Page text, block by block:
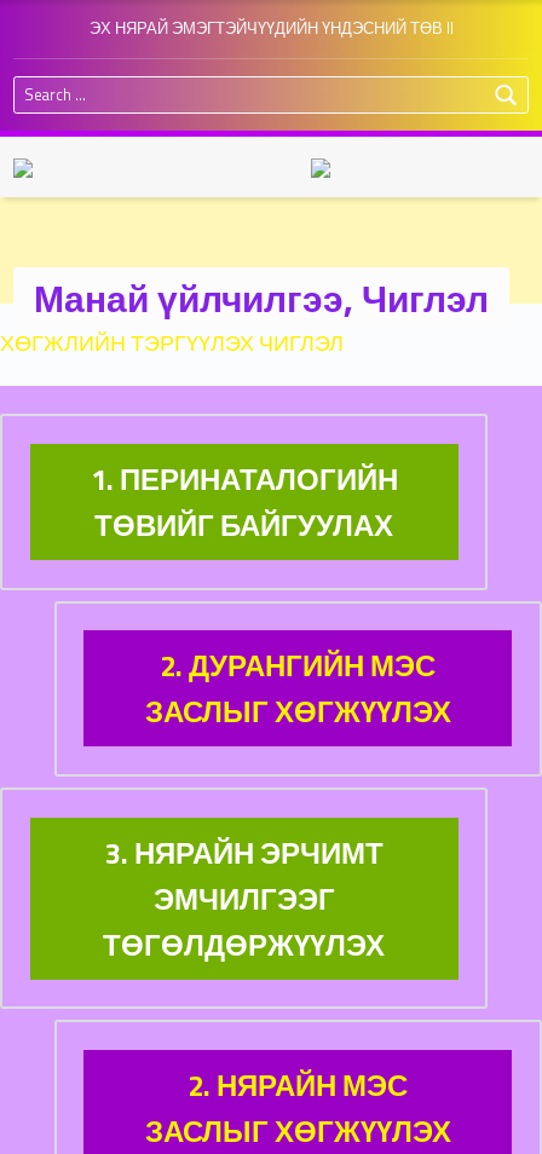
ЭХ НЯРАЙ ЭМЭГТЭЙЧҮҮДИЙН ҮНДЭСНИЙ ТӨВ II
Search for:
Манай үйлчилгээ, Чиглэл
ХӨГЖЛИЙН ТЭРГҮҮЛЭХ ЧИГЛЭЛ
1. ПЕРИНАТАЛОГИЙН
ТӨВИЙГ БАЙГУУЛАХ
2. ДУРАНГИЙН МЭС
ЗАСЛЫГ ХӨГЖҮҮЛЭХ
3. НЯРАЙН ЭРЧИМТ
ЭМЧИЛГЭЭГ
ТӨГӨЛДӨРЖҮҮЛЭХ
2. НЯРАЙН МЭС
ЗАСЛЫГ ХӨГЖҮҮЛЭХ